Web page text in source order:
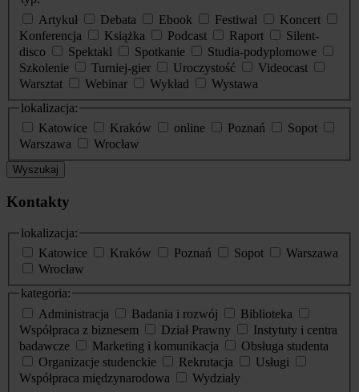
Artykuł
Debata Ebook Festiwal
Koncert
Konferencja
Książka Podcast Raport
Silent-
disco
Spektakl Spotkanie
Studia-podyplomowe
Szkolenie
Turniej-gier Uroczystość
Videocast
Warsztat
Webinar Wykład
Wystawa
lokalizacja:
Katowice
Kraków online Poznań
Sopot
Warszawa
Wrocław
Wyszukaj
Kontakty
lokalizacja:
Katowice
Kraków Poznań Sopot
Warszawa
Wrocław
kategoria:
Administracja
Badania i rozwój
Biblioteka
Współpraca z biznesem
Dział Prawny
Instytuty i centra
badawcze
Marketing i komunikacja
Obsługa studenta
Organizacje studenckie
Rekrutacja
Usługi
Współpraca międzynarodowa
Wydziały